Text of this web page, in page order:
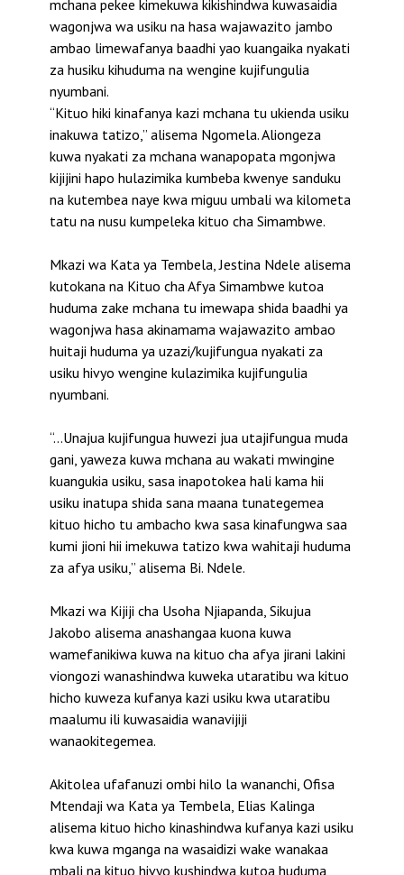
mchana pekee kimekuwa kikishindwa kuwasaidia
wagonjwa wa usiku na hasa wajawazito jambo
ambao limewafanya baadhi yao kuangaika nyakati
za husiku kihuduma na wengine kujifungulia
nyumbani.
“Kituo hiki kinafanya kazi mchana tu ukienda usiku
inakuwa tatizo,” alisema Ngomela. Aliongeza
kuwa nyakati za mchana wanapopata mgonjwa
kijijini hapo hulazimika kumbeba kwenye sanduku
na kutembea naye kwa miguu umbali wa kilometa
tatu na nusu kumpeleka kituo cha Simambwe.
Mkazi wa Kata ya Tembela, Jestina Ndele alisema
kutokana na Kituo cha Afya Simambwe kutoa
huduma zake mchana tu imewapa shida baadhi ya
wagonjwa hasa akinamama wajawazito ambao
huitaji huduma ya uzazi/kujifungua nyakati za
usiku hivyo wengine kulazimika kujifungulia
nyumbani.
“…Unajua kujifungua huwezi jua utajifungua muda
gani, yaweza kuwa mchana au wakati mwingine
kuangukia usiku, sasa inapotokea hali kama hii
usiku inatupa shida sana maana tunategemea
kituo hicho tu ambacho kwa sasa kinafungwa saa
kumi jioni hii imekuwa tatizo kwa wahitaji huduma
za afya usiku,” alisema Bi. Ndele.
Mkazi wa Kijiji cha Usoha Njiapanda, Sikujua
Jakobo alisema anashangaa kuona kuwa
wamefanikiwa kuwa na kituo cha afya jirani lakini
viongozi wanashindwa kuweka utaratibu wa kituo
hicho kuweza kufanya kazi usiku kwa utaratibu
maalumu ili kuwasaidia wanavijiji
wanaokitegemea.
Akitolea ufafanuzi ombi hilo la wananchi, Ofisa
Mtendaji wa Kata ya Tembela, Elias Kalinga
alisema kituo hicho kinashindwa kufanya kazi usiku
kwa kuwa mganga na wasaidizi wake wanakaa
mbali na kituo hivyo kushindwa kutoa huduma